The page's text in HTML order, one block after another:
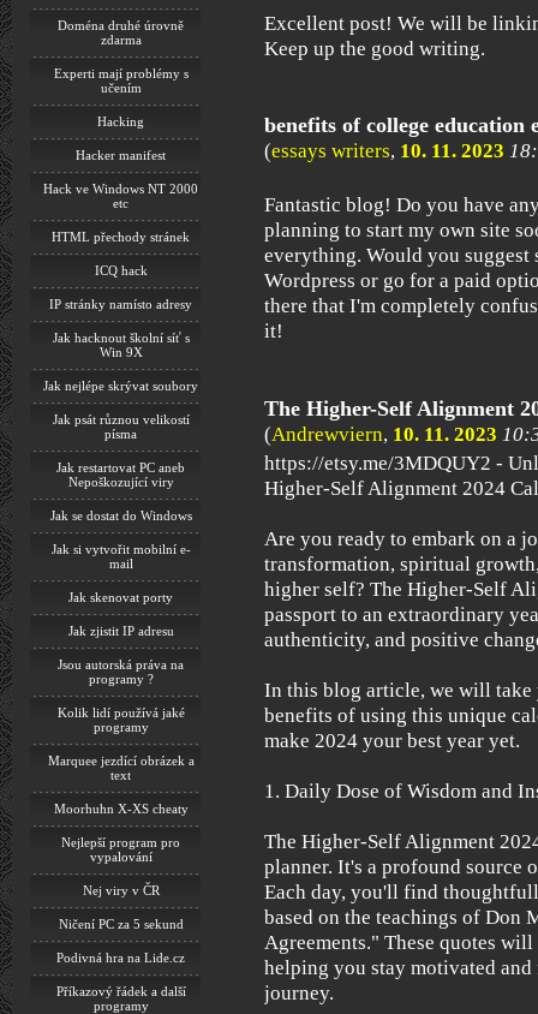
Doména druhé úrovně
zdarma
Experti mají problémy s
učením
Hacking
Hacker manifest
Hack ve Windows NT 2000
etc
HTML přechody stránek
ICQ hack
IP stránky namísto adresy
Jak hacknout školní síť s
Win 9X
Jak nejlépe skrývat soubory
Jak psát různou velikostí
písma
Jak restartovat PC aneb
Nepoškozující viry
Jak se dostat do Windows
Jak si vytvořit mobilní e-
mail
Jak skenovat porty
Jak zjistit IP adresu
Jsou autorská práva na
programy ?
Kolik lidí používá jaké
programy
Marquee jezdící obrázek a
text
Moorhuhn X-XS cheaty
Nejlepší program pro
vypalování
Nej viry v ČR
Ničení PC za 5 sekund
Podivná hra na Lide.cz
Příkazový řádek a další
programy
Excellent post! We will be
Keep up the good writing.
benefits of college education
(essays writers, 10. 11. 2023
Fantastic blog! Do you have
planning to start my own site
everything. Would you
Wordpress or go for a paid
there that I'm completely
it!
The Higher-Self Alignment
(Andrewviern, 10. 11. 2023
https://etsy.me/3MDQUY2 -
Higher-Self Alignment 2024
Are you ready to embark on a
transformation, spiritual
higher self? The Higher-Self
passport to an extraordinary
authenticity, and positive
In this blog article, we will
benefits of using this unique
make 2024 your best year yet.
1. Daily Dose of Wisdom and
The Higher-Self Alignment
planner. It's a profound source
Each day, you'll find
based on the teachings of Don
Agreements." These quotes
helping you stay motivated
journey.